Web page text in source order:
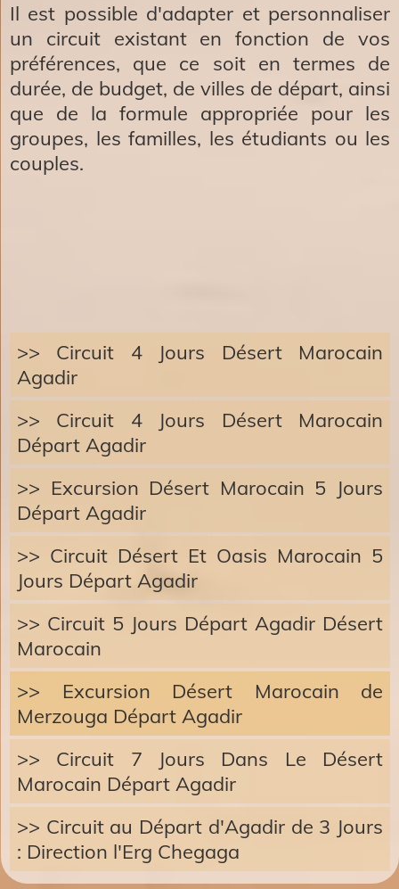
Il est possible d'adapter et personnaliser
un circuit existant en fonction de vos
préférences, que ce soit en termes de
durée, de budget, de villes de départ, ainsi
que de la formule appropriée pour les
groupes, les familles, les étudiants ou les
couples.
>> Circuit 4 Jours Désert Marocain
Agadir
>> Circuit 4 Jours Désert Marocain
Départ Agadir
>> Excursion Désert Marocain 5 Jours
Départ Agadir
>> Circuit Désert Et Oasis Marocain 5
Jours Départ Agadir
>> Circuit 5 Jours Départ Agadir Désert
Marocain
>> Excursion Désert Marocain de
Merzouga Départ Agadir
>> Circuit 7 Jours Dans Le Désert
Marocain Départ Agadir
>> Circuit au Départ d'Agadir de 3 Jours
: Direction l'Erg Chegaga